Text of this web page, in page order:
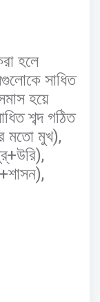
হলে
সাধিত
হয়ে
শব্দ গঠিত
মতো মুখ),
+উরি),
+শাসন),